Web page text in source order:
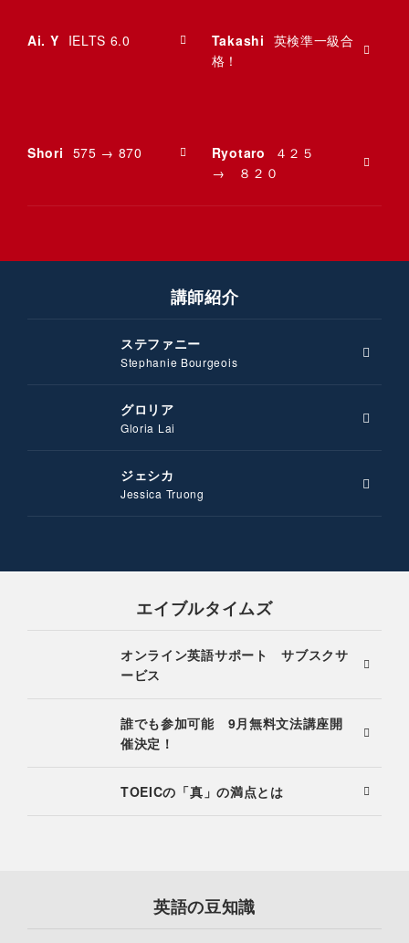
Ai. Y IELTS 6.0 Takashi 英検準一級合
格！
Shori 575 → 870 Ryotaro
４２５
→ ８２０
講師紹介
ステファニー
Stephanie Bourgeois
グロリア
Gloria Lai
ジェシカ
Jessica Truong
エイブルタイムズ
オンライン英語サポート サブスクサ
ービス
誰でも参加可能 9月無料文法講座開
催決定！
TOEICの「真」の満点とは
英語の豆知識